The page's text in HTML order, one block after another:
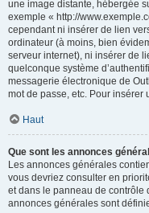
une image distante, hébergée
exemple « http://
cependant ni insérer de lien
ordinateur (à moins, bien
serveur internet), ni insérer de
quelconque système
messagerie électronique de
mot de passe, etc. Pour insérer
Haut
Que sont les annonces
Les annonces générales
vous devriez consulter en
et dans le panneau de contrôle
annonces générales sont